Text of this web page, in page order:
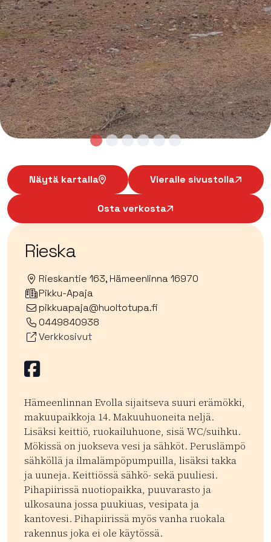
Näytä kartalla Vieraile sivustolla
Osta verkosta
Rieska
Rieskantie 163, Hämeenlinna 16970
Pikku-Apaja
pikkuapaja@huoltotupa.fi
0449840938
Verkkosivut
Facebook
Hämeenlinnan Evolla sijaitseva suuri erämökki,
makuupaikkoja 14. Makuuhuoneita neljä.
Lisäksi keittiö, ruokailuhuone, sisä WC/suihku.
Mökissä on juokseva vesi ja sähköt. Peruslämpö
sähköllä ja ilmalämpöpumpuilla, lisäksi takka
ja uuneja. Keittiössä sähkö- sekä puuliesi.
Pihapiirissä nuotiopaikka, puuvarasto ja
ulkosauna jossa puukiuas, vesipata ja
kantovesi. Pihapiirissä myös vanha ruokala
rakennus joka ei ole käytössä.